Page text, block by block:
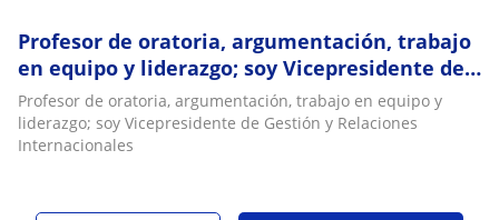
Profesor de oratoria, argumentación, trabajo
en equipo y liderazgo; soy Vicepresidente de
Gestión y Relaciones Internacionales
Profesor de oratoria, argumentación, trabajo en equipo y
liderazgo; soy Vicepresidente de Gestión y Relaciones
Internacionales